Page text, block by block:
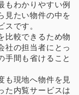
もわかりやすい例
見たい物件の中を
スです。
比較できるため物
社の担当者にとっ
手間も省けること
も現地へ物件を見
た内覧サービスは